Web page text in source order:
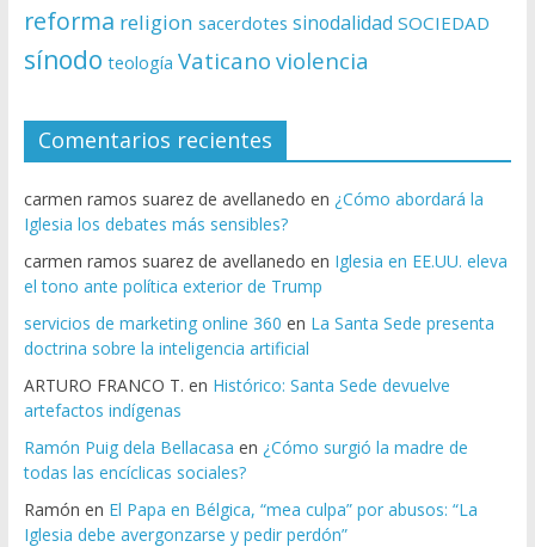
reforma religion sacerdotes sinodalidad SOCIEDAD
sínodo teología Vaticano violencia
Comentarios recientes
carmen ramos suarez de avellanedo en ¿Cómo abordará la
Iglesia los debates más sensibles?
carmen ramos suarez de avellanedo en Iglesia en EE.UU. eleva
el tono ante política exterior de Trump
servicios de marketing online 360 en La Santa Sede presenta
doctrina sobre la inteligencia artificial
ARTURO FRANCO T. en Histórico: Santa Sede devuelve
artefactos indígenas
Ramón Puig dela Bellacasa en ¿Cómo surgió la madre de
todas las encíclicas sociales?
Ramón en El Papa en Bélgica, “mea culpa” por abusos: “La
Iglesia debe avergonzarse y pedir perdón”